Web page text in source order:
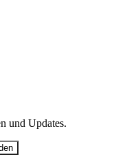
und Updates.